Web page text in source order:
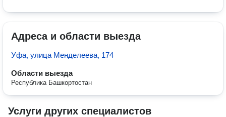
Адреса и области выезда
Уфа, улица Менделеева, 174
Области выезда
Республика Башкортостан
Услуги других специалистов